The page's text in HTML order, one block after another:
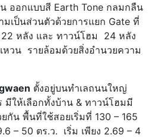
ออกแบบสี Earth Tone กลมกลืน
เป็นส่วนตัวด้วยการแยก Gate ที่
22 หลัง และ ทาวน์โฮม 24 หลัง
หวน รายล้อมด้วยสิ่งอำนวยความ
ตั้งอยู่บนทำเลถนนใหญ่
มีให้เลือกทั้งบ้าน & ทาวน์โฮมมี
กัน พื้นที่ใช้สอยเริ่มที่ 130 – 165
– 50 ตร.ว. เริ่ม เพียง 2.69 – 4